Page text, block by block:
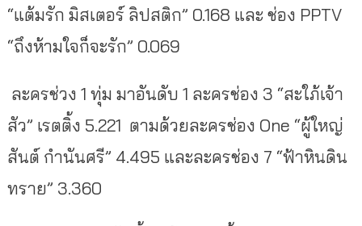
“แต้มรัก มิสเตอร์ ลิปสติก” 0.168 และ ช่อง PPTV
“ถึงห้ามใจก็จะรัก” 0.069
ละครช่วง 1 ทุ่ม มาอันดับ 1 ละครช่อง 3 “สะใภ้เจ้า
สัว” เรตติ้ง 5.221 ตามด้วยละครช่อง One “ผู้ใหญ่
สันต์ กำนันศรี” 4.495 และละครช่อง 7 “ฟ้าหินดิน
ทราย” 3.360